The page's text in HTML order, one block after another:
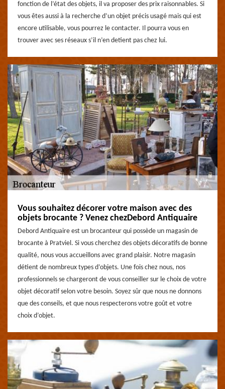
fonction de l’état des objets, il va proposer des prix raisonnables. Si
vous êtes aussi à la recherche d’un objet précis usagé mais qui est
encore utilisable, vous pourrez le contacter. Il pourra vous en
trouver avec ses réseaux s’il n’en detient pas chez lui.
Vous souhaitez décorer votre maison avec des
objets brocante ? Venez chezDebord Antiquaire
Debord Antiquaire est un brocanteur qui possède un magasin de
brocante à Pratviel. Si vous cherchez des objets décoratifs de bonne
qualité, nous vous accueillons avec grand plaisir. Notre magasin
détient de nombreux types d’objets. Une fois chez nous, nos
professionnels se chargeront de vous conseiller sur le choix de votre
objet décoratif selon votre besoin. Soyez sûr que nous ne donnons
que des conseils, et que nous respecterons votre goût et votre
choix d’objet.